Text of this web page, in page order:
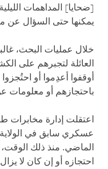
[ضحايا] المداهمات
يمكنها حتى السؤال
خلال عمليات البحث،
العائلة لتجبرهم على
أوقفوا أعدِموا أو
باحتجازهم أو معلومات
اعتقلت إدارة مخابرات
عسكري سابق في
الماضي. منذ ذلك
احتجازه أو إن كان لا